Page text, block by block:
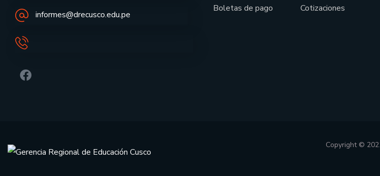
informes@drecusco.edu.pe
Boletas de pago
Cotizaciones
Copyright ©